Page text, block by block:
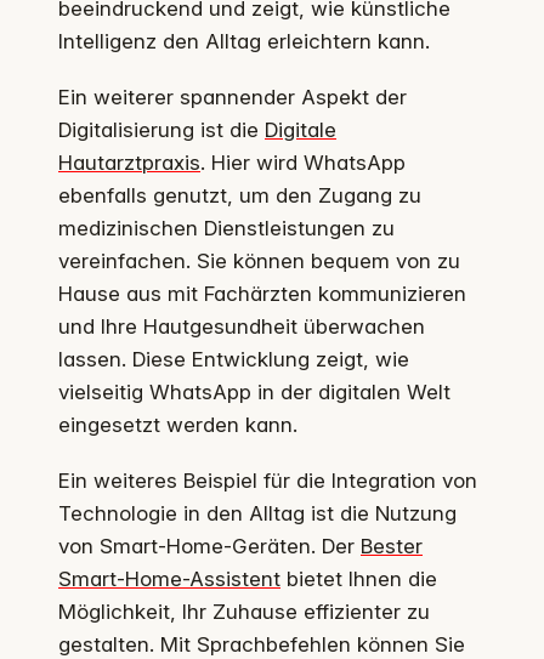
beeindruckend und zeigt, wie künstliche
Intelligenz den Alltag erleichtern kann.
Ein weiterer spannender Aspekt der
Digitalisierung ist die Digitale
Hautarztpraxis. Hier wird WhatsApp
ebenfalls genutzt, um den Zugang zu
medizinischen Dienstleistungen zu
vereinfachen. Sie können bequem von zu
Hause aus mit Fachärzten kommunizieren
und Ihre Hautgesundheit überwachen
lassen. Diese Entwicklung zeigt, wie
vielseitig WhatsApp in der digitalen Welt
eingesetzt werden kann.
Ein weiteres Beispiel für die Integration von
Technologie in den Alltag ist die Nutzung
von Smart-Home-Geräten. Der Bester
Smart-Home-Assistent bietet Ihnen die
Möglichkeit, Ihr Zuhause effizienter zu
gestalten. Mit Sprachbefehlen können Sie